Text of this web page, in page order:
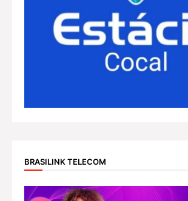
BRASILINK TELECOM